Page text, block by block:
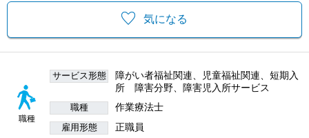
気になる
職種
サービス形態
障がい者福祉関連、児童福祉関連、短期入
所 障害分野、障害児入所サービス
職種 作業療法士
雇用形態 正職員